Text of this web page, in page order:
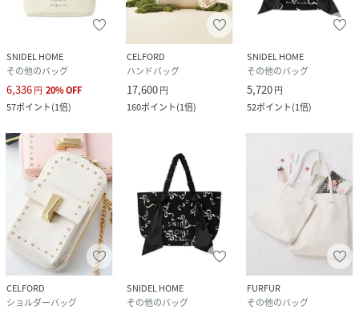
SNIDEL HOME
その他のバッグ
6,336円 20%OFF
57ポイント(1倍)
CELFORD
ハンドバッグ
17,600円
160ポイント(1倍)
SNIDEL HOME
その他のバッグ
5,720円
52ポイント(1倍)
CELFORD
ショルダーバッグ
SNIDEL HOME
その他のバッグ
FURFUR
その他のバッグ